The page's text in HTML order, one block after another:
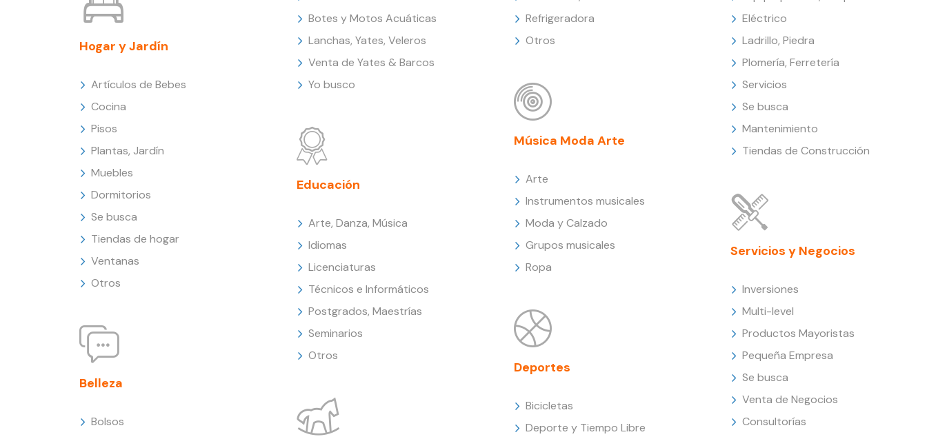
Hogar y Jardín
Artículos de Bebes
Cocina
Pisos
Plantas, Jardín
Muebles
Dormitorios
Se busca
Tiendas de hogar
Ventanas
Otros
Belleza
Bolsos
Botes y Motos Acuáticas
Lanchas, Yates, Veleros
Venta de Yates & Barcos
Yo busco
Educación
Arte, Danza, Música
Idiomas
Licenciaturas
Técnicos e Informáticos
Postgrados, Maestrías
Seminarios
Otros
Refrigeradora
Otros
Música Moda Arte
Arte
Instrumentos musicales
Moda y Calzado
Grupos musicales
Ropa
Deportes
Bicicletas
Deporte y Tiempo Libre
Eléctrico
Ladrillo, Piedra
Plomería, Ferretería
Servicios
Se busca
Mantenimiento
Tiendas de Construcción
Servicios y Negocios
Inversiones
Multi-level
Productos Mayoristas
Pequeña Empresa
Se busca
Venta de Negocios
Consultorías